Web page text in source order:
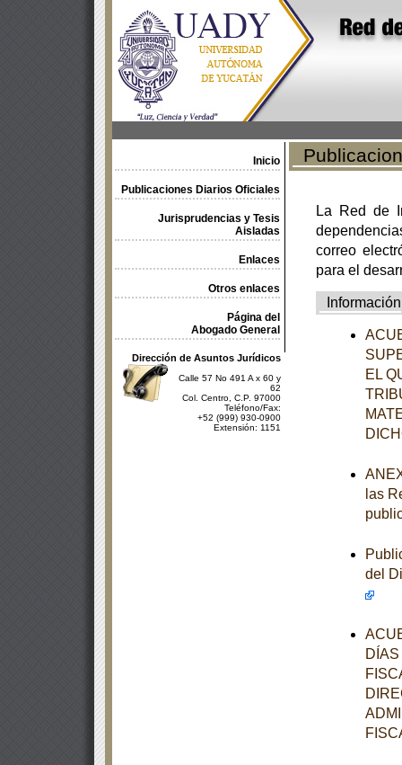
Inicio
Publicaciones Diarios Oficiales
Jurisprudencias y Tesis
Aisladas
Enlaces
Otros enlaces
Página del
Abogado General
Dirección de Asuntos Jurídicos
Calle 57 No 491 A x 60 y
62
Col. Centro, C.P. 97000
Teléfono/Fax:
+52 (999) 930-0900
Extensión: 1151
La Red de
correo
para el
Información
EL
las
del